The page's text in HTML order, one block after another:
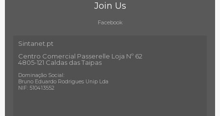
Join Us
Facebook
Sintanet.pt
Centro Comercial Passerelle Loja Nº 62
4805-121 Caldas das Taipas
Dominação Social:
Bruno Eduardo Rodrigues Unip Lda
NIF: 510413552